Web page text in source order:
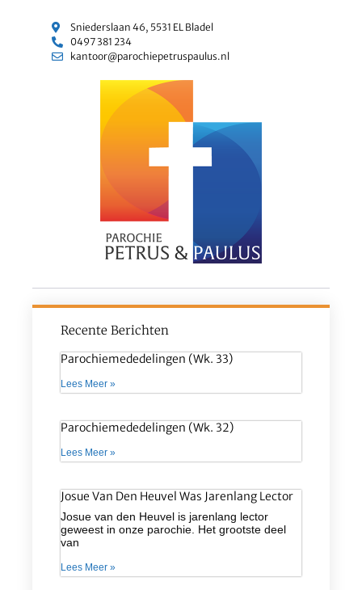
Sniederslaan 46, 5531 EL Bladel
0497 381 234
kantoor@parochiepetruspaulus.nl
Recente Berichten
Parochiemededelingen (wk. 33)
Lees Meer »
Parochiemededelingen (wk. 32)
Lees Meer »
Josue Van Den Heuvel Was Jarenlang Lector
Josue van den Heuvel is jarenlang lector
geweest in onze parochie. Het grootste deel
van
Lees Meer »